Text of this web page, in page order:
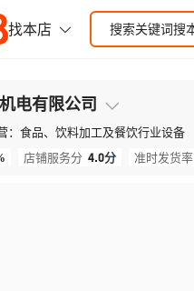
电有限公司
： 食品、饮料加工及餐饮行业设备
店铺服务分 4.0分 准时发货率